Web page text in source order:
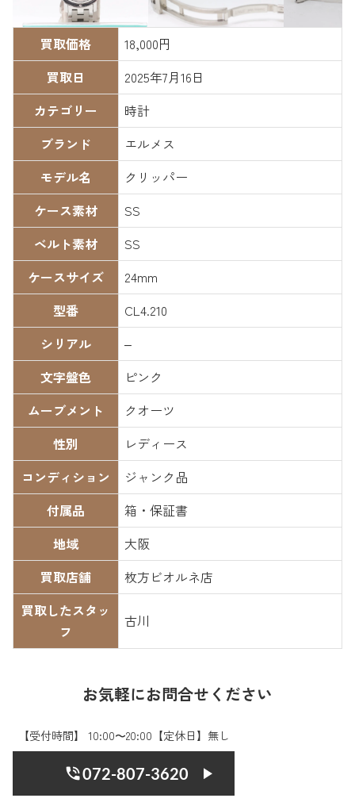
買取価格
18,000円
買取日
2025年7月16日
カテゴリー
時計
ブランド
エルメス
モデル名
クリッパー
ケース素材
SS
ベルト素材
SS
ケースサイズ
24mm
型番
CL4.210
シリアル
–
文字盤色
ピンク
ムーブメント
クオーツ
性別
レディース
コンディション
ジャンク品
付属品
箱・保証書
地域
大阪
買取店舗
枚方ビオルネ店
買取したスタッ
フ
古川
お気軽にお問合せください
【受付時間】 10:00〜20:00【定休日】無し
072-807-3620